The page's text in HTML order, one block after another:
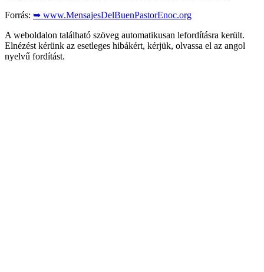
Forrás: ➥ www.MensajesDelBuenPastorEnoc.org
A weboldalon található szöveg automatikusan lefordításra került.
Elnézést kérünk az esetleges hibákért, kérjük, olvassa el az angol
nyelvű fordítást.